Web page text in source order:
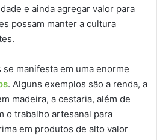
e ainda agregar valor para
possam manter a cultura
manifesta em uma enorme
. Alguns exemplos são a renda, a
madeira, a cestaria, além de
o trabalho artesanal para
em produtos de alto valor